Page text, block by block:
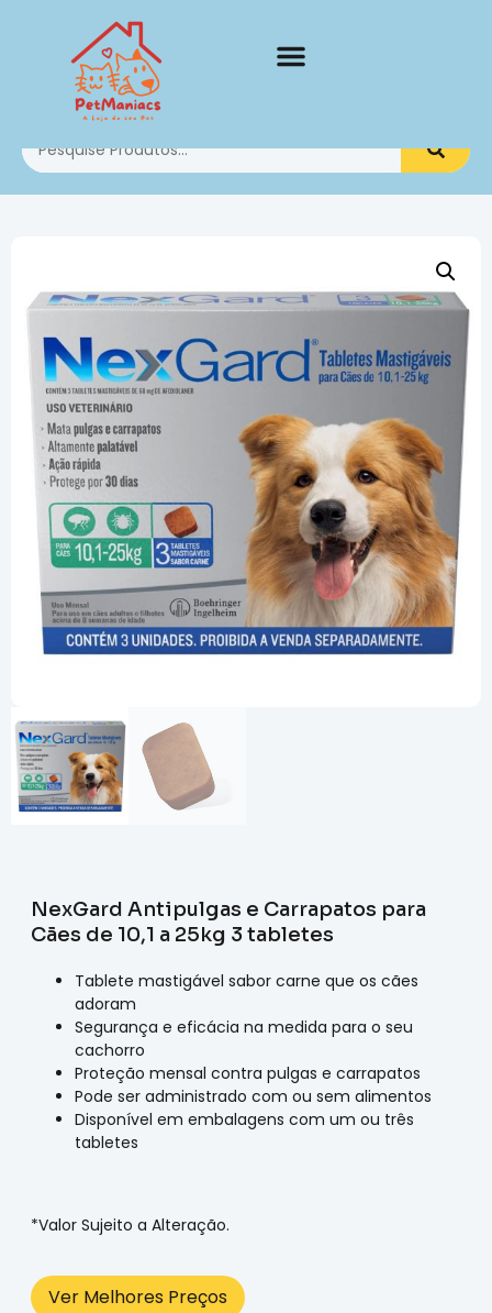
NexGard Antipulgas e Carrapatos para
Cães de 10,1 a 25kg 3 tabletes
Tablete mastigável sabor carne que os cães
adoram
Segurança e eficácia na medida para o seu
cachorro
Proteção mensal contra pulgas e carrapatos
Pode ser administrado com ou sem alimentos
Disponível em embalagens com um ou três
tabletes
*Valor Sujeito a Alteração.
Ver Melhores Preços